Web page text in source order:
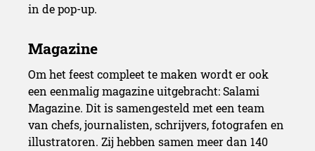
in de pop-up.
Om het feest compleet te maken wordt er ook
een eenmalig magazine uitgebracht: Salami
Magazine. Dit is samengesteld met een team
van chefs, journalisten, schrijvers, fotografen en
illustratoren. Zij hebben samen meer dan 140